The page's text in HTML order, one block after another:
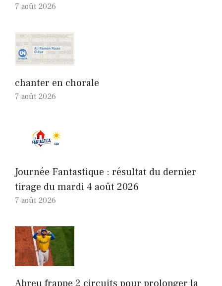
7 août 2026
chanter en chorale
7 août 2026
Journée Fantastique : résultat du dernier
tirage du mardi 4 août 2026
7 août 2026